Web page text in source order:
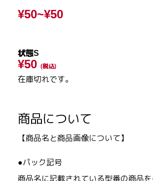
¥50~¥50
状態S
¥50 (税込)
在庫切れです。
商品について
【商品名と商品画像について】
●パック記号
商品名に記載されている型番の商品